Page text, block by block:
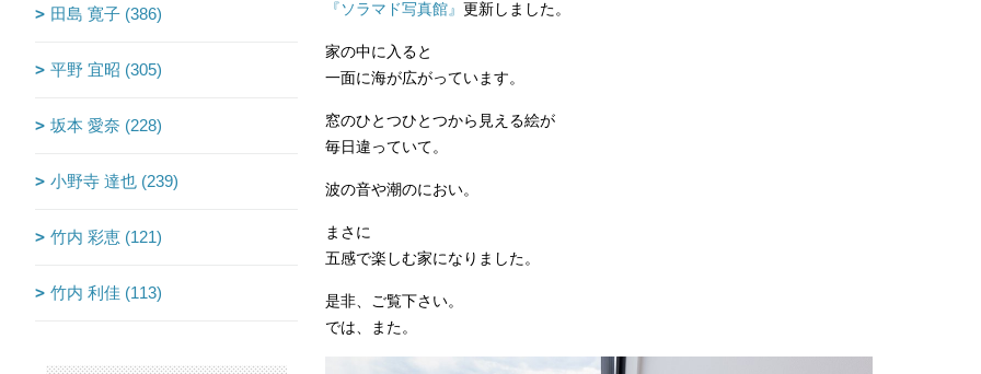
『ソラマド写真館』 更新しました。
家の中に入ると
一面に海が広がっています。
窓のひとつひとつから見える絵が
毎日違っていて。
波の音や潮のにおい。
まさに
五感で楽しむ家になりました。
是非、ご覧下さい。
では、また。
田島 寛子 (386)
平野 宜昭 (305)
坂本 愛奈 (228)
小野寺 達也 (239)
竹内 彩恵 (121)
竹内 利佳 (113)